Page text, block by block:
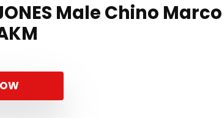
Male Chino Marco